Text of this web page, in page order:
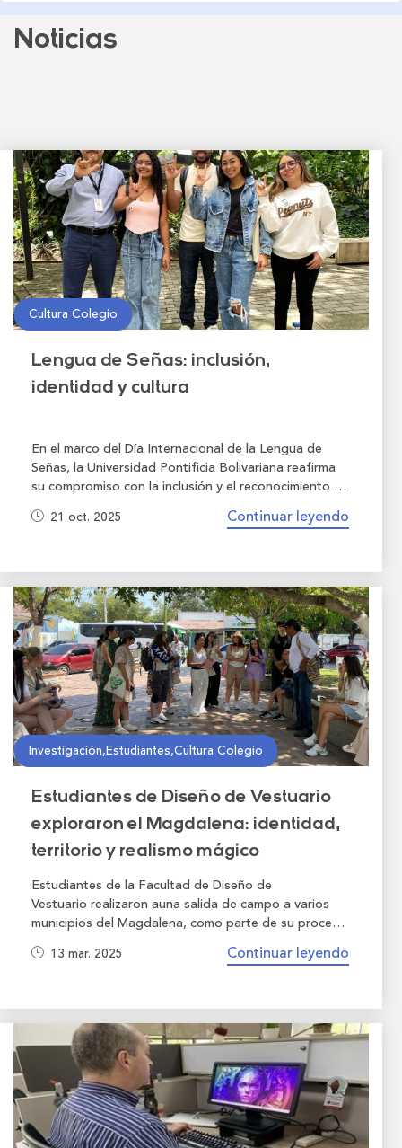
Noticias
Cultura Colegio
Lengua de Señas: inclusión,
identidad y cultura
En el marco del Día Internacional de la Lengua de
Señas, la Universidad Pontificia Bolivariana reafirma
su compromiso con la inclusión y el reconocimiento de
la comunidad sorda. A través de la línea de inclusión
InclUPB, Bienestar Institucional promueve espacios
participación en la sociedad.
21 oct. 2025 Continuar leyendo
Investigación,Estudiantes,Cultura Colegio
Estudiantes de Diseño de Vestuario
exploraron el Magdalena: identidad,
territorio y realismo mágico
Estudiantes de la Facultad de Diseño de
Vestuario realizaron auna salida de campo a varios
municipios del Magdalena, como parte de su proceso
académico de investigación. Esta experiencia tuvo
como eje central el análisis de los patrones de
13 mar. 2025 Continuar leyendo